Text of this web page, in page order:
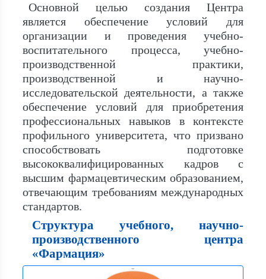
Основной целью создания Центра
является обеспечение условий для
организации и проведения учебно-
воспитательного процесса, учебно-
производственной практики,
производственной и научно-
исследовательской деятельности, а также
обеспечение условий для приобретения
профессиональных навыков в контексте
профильного университета, что призвано
способствовать подготовке
высококвалифицированных кадров с
высшим фармацевтическим образованием,
отвечающим требованиям международных
стандартов.
Структура учебного, научно-
производственного центра
«Фармация»